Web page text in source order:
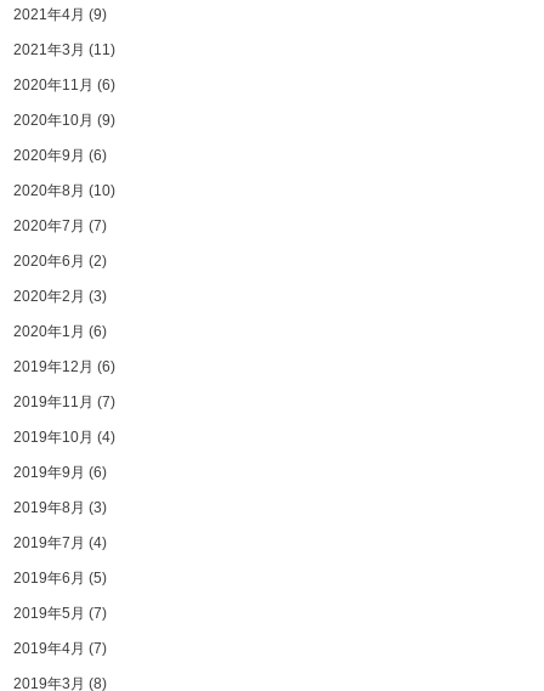
2021年4月 (9)
2021年3月 (11)
2020年11月 (6)
2020年10月 (9)
2020年9月 (6)
2020年8月 (10)
2020年7月 (7)
2020年6月 (2)
2020年2月 (3)
2020年1月 (6)
2019年12月 (6)
2019年11月 (7)
2019年10月 (4)
2019年9月 (6)
2019年8月 (3)
2019年7月 (4)
2019年6月 (5)
2019年5月 (7)
2019年4月 (7)
2019年3月 (8)